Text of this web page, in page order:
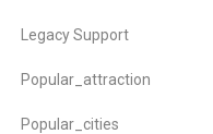
Legacy Support
Popular_attraction
Popular_cities